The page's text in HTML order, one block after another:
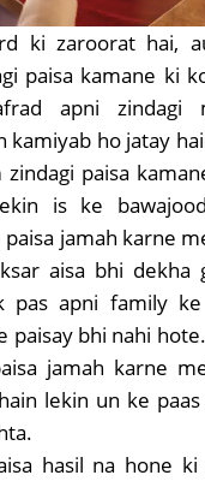
ki zaroorat hai,
paisa kamane ki
apni zindagi
kamiyab ho jatay
paisa
is ke
jamah karne
aisa bhi dekha
pas apni family
paisay bhi nahi
jamah karne
lekin un ke
hasil na hone